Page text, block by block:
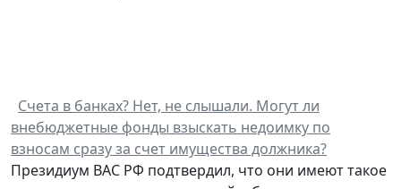
Счета в банках? Нет, не слышали. Могут ли
внебюджетные фонды взыскать недоимку по
взносам сразу за счет имущества должника?
Президиум ВАС РФ подтвердил, что они имеют такое